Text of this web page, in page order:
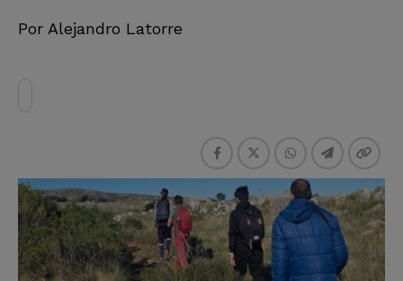
Por Alejandro Latorre